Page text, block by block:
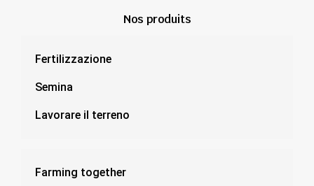
Nos produits
Fertilizzazione
Semina
Lavorare il terreno
Farming together